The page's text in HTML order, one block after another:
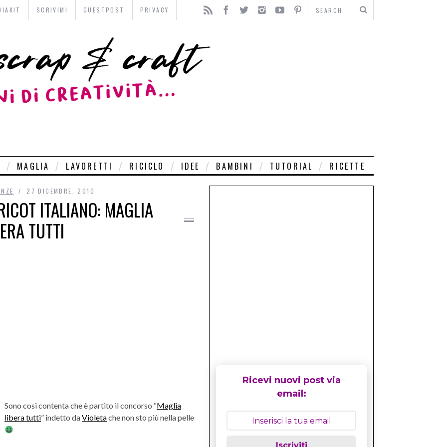
SCRIVIMI GUESTPOST PRIVACY
MAGLIA LAVORETTI RICICLO IDEE BAMBINI TUTORIAL RICETTE
27 DICEMBRE, 2010
ITALIANO: MAGLIA
TUTTI
Sono così contenta che è partito il concorso “Maglia
libera tutti” indetto daVioletache non sto più nella pelle
Ricevi nuovi post via
email: